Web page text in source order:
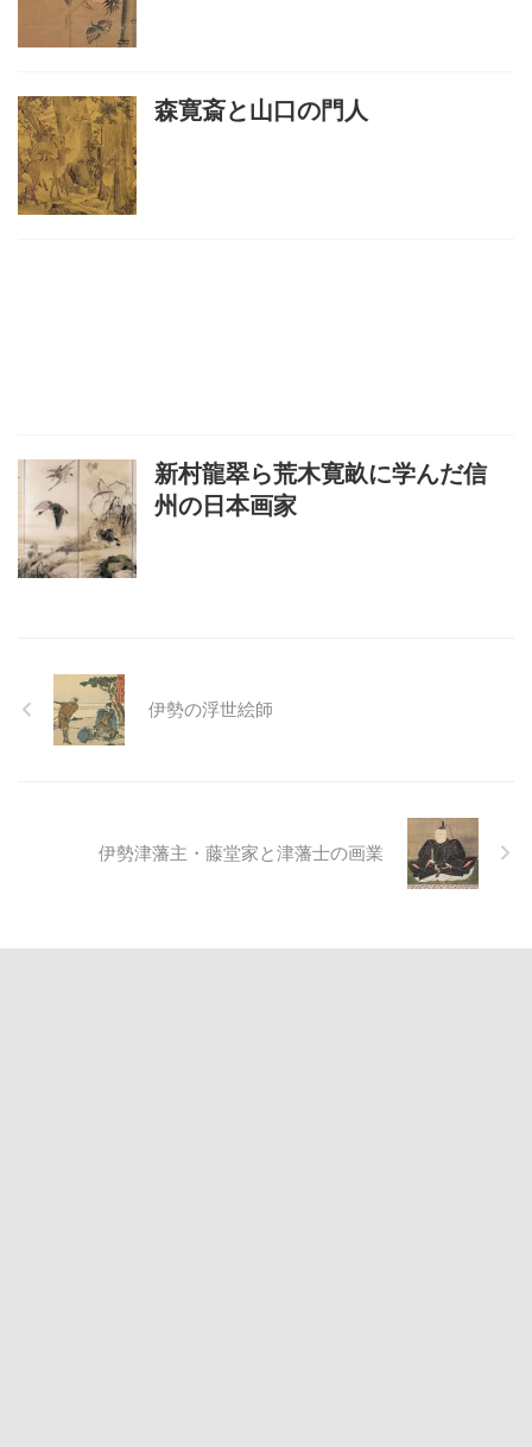
森寛斎と山口の門人
新村龍翠ら荒木寛畝に学んだ信
州の日本画家
伊勢の浮世絵師
伊勢津藩主・藤堂家と津藩士の画業